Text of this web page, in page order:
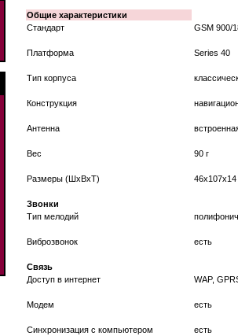
Общие характеристики
Стандарт
GSM 900/
Платформа Series 40
Тип корпуса
Конструкция
Антенна
Вес 90 г
Размеры (ШxВxТ)
Звонки
Тип мелодий
Виброзвонок есть
Связь
Доступ в интернет
WAP,
Модем есть
Синхронизация с компьютером есть